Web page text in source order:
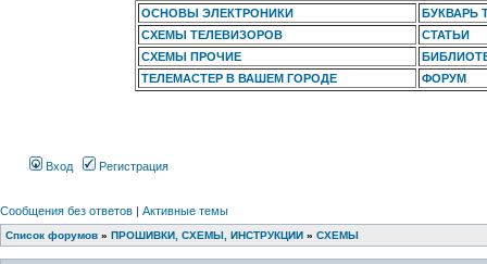
ОСНОВЫ ЭЛЕКТРОНИКИ
БУКВАРЬ
СХЕМЫ ТЕЛЕВИЗОРОВ
СТАТЬИ
СХЕМЫ ПРОЧИЕ
ТЕЛЕМАСТЕР В ВАШЕМ ГОРОДЕ
ФОРУМ
Вход Регистрация
Сообщения без ответов | Активные темы
Список форумов » ПРОШИВКИ, СХЕМЫ, ИНСТРУКЦИИ » СХЕМЫ